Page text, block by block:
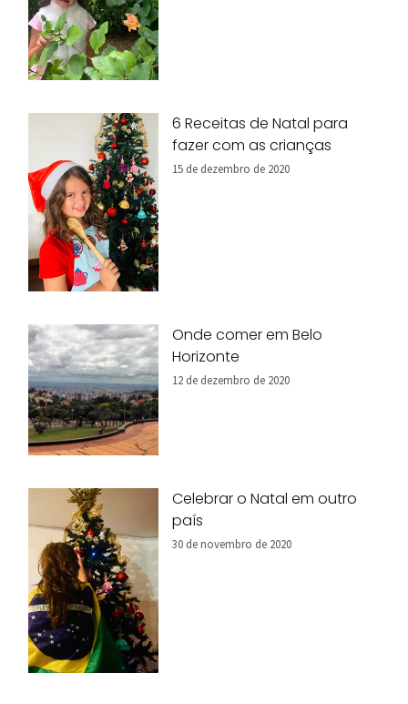
6 Receitas de Natal para
fazer com as crianças
15 de dezembro de 2020
Onde comer em Belo
Horizonte
12 de dezembro de 2020
Celebrar o Natal em outro
país
30 de novembro de 2020